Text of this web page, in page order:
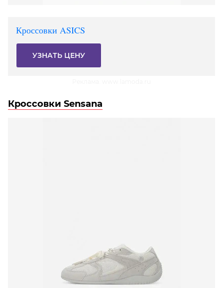
Кроссовки ASICS
УЗНАТЬ ЦЕНУ
Кроссовки Sensana